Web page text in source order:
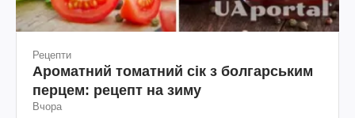
Рецепти
Ароматний томатний сік з болгарським
перцем: рецепт на зиму
Вчора